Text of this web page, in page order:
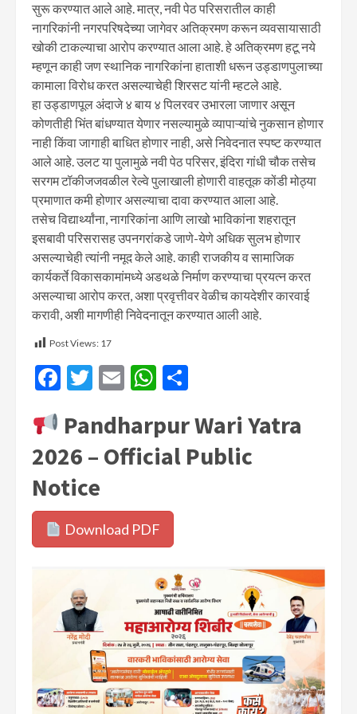
सुरू करण्यात आले आहे. मात्र, नवी पेठ परिसरातील काही
नागरिकांनी नगरपरिषदेच्या जागेवर अतिक्रमण करून व्यवसायासाठी
खोकी टाकल्याचा आरोप करण्यात आला आहे. हे अतिक्रमण हटू नये
म्हणून काही जण स्थानिक नागरिकांना हाताशी धरून उड्डाणपुलाच्या
कामाला विरोध करत असल्याचेही शिरसट यांनी म्हटले आहे.
हा उड्डाणपूल अंदाजे ४ बाय ४ पिलरवर उभारला जाणार असून
कोणतीही भिंत बांधण्यात येणार नसल्यामुळे व्यापाऱ्यांचे नुकसान होणार
नाही किंवा जागाही बाधित होणार नाही, असे निवेदनात स्पष्ट करण्यात
आले आहे. उलट या पुलामुळे नवी पेठ परिसर, इंदिरा गांधी चौक तसेच
सरगम टॉकीजजवळील रेल्वे पुलाखाली होणारी वाहतूक कोंडी मोठ्या
प्रमाणात कमी होणार असल्याचा दावा करण्यात आला आहे.
तसेच विद्यार्थ्यांना, नागरिकांना आणि लाखो भाविकांना शहरातून
इसबावी परिसरासह उपनगरांकडे जाणे-येणे अधिक सुलभ होणार
असल्याचेही त्यांनी नमूद केले आहे. काही राजकीय व सामाजिक
कार्यकर्ते विकासकामांमध्ये अडथळे निर्माण करण्याचा प्रयत्न करत
असल्याचा आरोप करत, अशा प्रवृत्तीवर वेळीच कायदेशीर कारवाई
करावी, अशी मागणीही निवेदनातून करण्यात आली आहे.
Post Views: 17
Facebook
Twitter
EmailWhatsApp
Pandharpur Wari Yatra
2026 – Official Public
Notice
Download PDF